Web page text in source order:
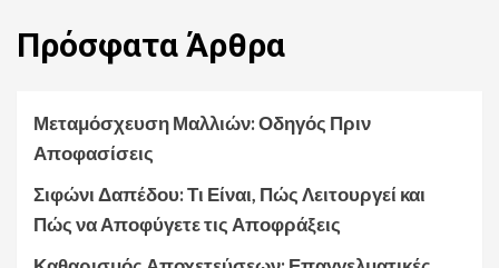
Πρόσφατα Άρθρα
Μεταμόσχευση Μαλλιών: Οδηγός Πριν
Αποφασίσεις
Σιφώνι Δαπέδου: Τι Είναι, Πώς Λειτουργεί και
Πώς να Αποφύγετε τις Αποφράξεις